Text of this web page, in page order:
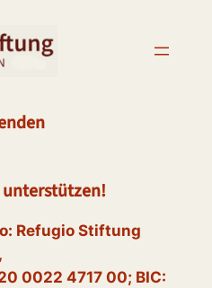
unterstützen!
Refugio Stiftung
0022 4717 00; BIC: